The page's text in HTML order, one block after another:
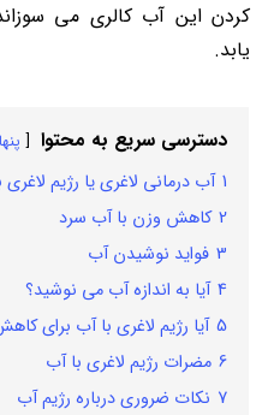
کردن این آب کالری می
‌یابد.
دسترسی سریع به محتوا
1 آب درمانی لاغری یا رژیم
2 کاهش وزن با آب سرد
3 فواید نوشیدن آب
4 آیا به اندازه آب می‌ نوشید؟
5 آیا رژیم لاغری با آب برای
6 مضرات رژیم لاغری با آب
7 نکات ضروری درباره رژیم آب